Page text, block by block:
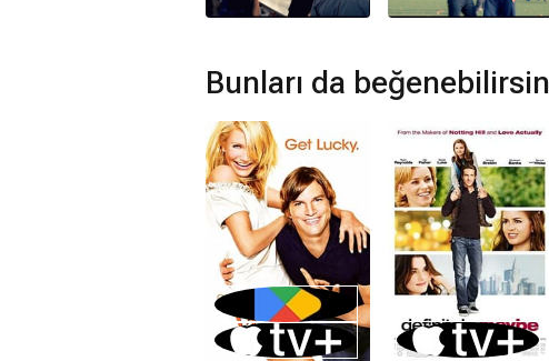
Kazara Koca devam filmi var mı?
Bunları da